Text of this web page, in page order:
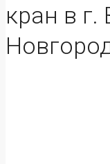
кран в